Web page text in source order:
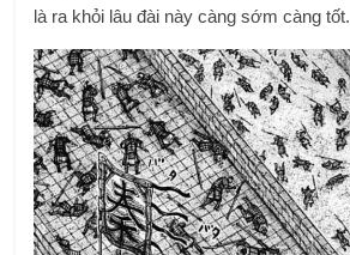
là ra khỏi lâu đài này càng sớm càng tốt.